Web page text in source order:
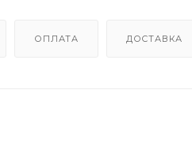
ОПЛАТА ДОСТАВКА